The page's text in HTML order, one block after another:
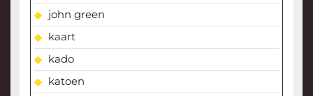
john green
kaart
kado
katoen